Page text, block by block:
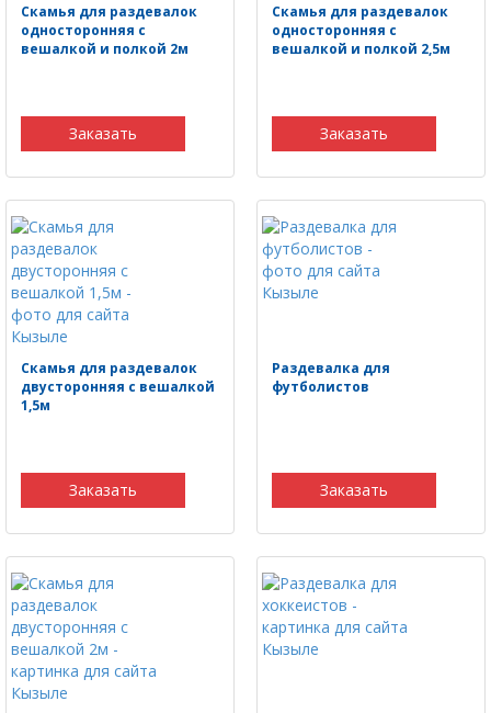
Скамья для раздевалок
односторонняя с
вешалкой и полкой 2м
Заказать
Скамья для раздевалок
односторонняя с
вешалкой и полкой 2,5м
Заказать
Скамья для раздевалок
двусторонняя с вешалкой
1,5м
Заказать
Раздевалка для
футболистов
Заказать